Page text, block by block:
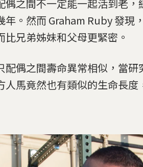
偶之間不一定能一起活到老，
年。然而 Graham Ruby 發現
比兄弟姊妹和父母更緊密。
配偶之間壽命異常相似，當研
人馬竟然也有類似的生命長度